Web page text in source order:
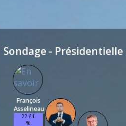
Sondage -
François
Asselineau
22.61
%